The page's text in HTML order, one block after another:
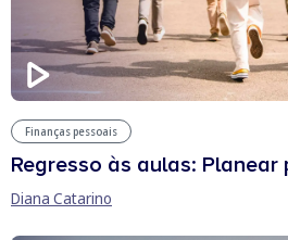
Finanças pessoais
Regresso às aulas: Planear
Diana Catarino